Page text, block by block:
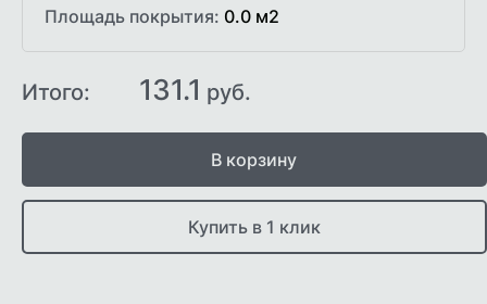
Площадь покрытия: 0.0 м2
Итого: 131.1 руб.
В корзину
Купить в 1 клик